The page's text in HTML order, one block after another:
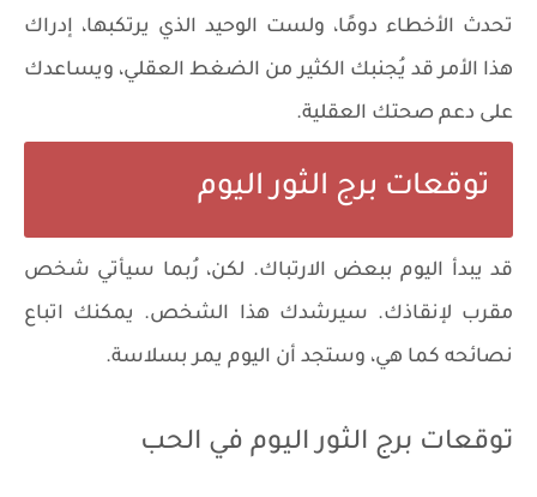
تحدث الأخطاء دومًا، ولست الوحيد الذي يرتكبها، إدراك
هذا الأمر قد يُجنبك الكثير من الضغط العقلي، ويساعدك
على دعم صحتك العقلية.
توقعات برج الثور اليوم
قد يبدأ اليوم ببعض الارتباك. لكن، رُبما سيأتي شخص
مقرب لإنقاذك. سيرشدك هذا الشخص. يمكنك اتباع
نصائحه كما هي، وستجد أن اليوم يمر بسلاسة.
توقعات برج الثور اليوم في الحب